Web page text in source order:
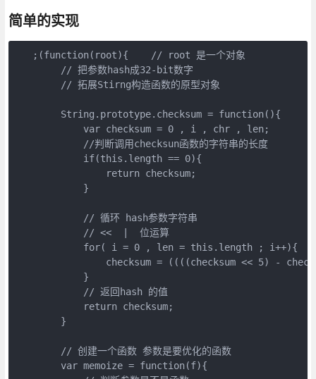
简单的实现
   ;(function(root){    // root 是一个对象
        // 把参数hash成32-bit数字
        // 拓展Stirng构造函数的原型对象
        String.prototype.checksum = function(){
            var checksum = 0 , i , chr , len;
            //判断调用checksun函数的字符串的长度
            if(this.length == 0){
                return checksum;
            }
            // 循环 hash参数字符串
            // <<  |  位运算
            for( i = 0 , len = this.length ; i++){
checksum = ((((checksum << 5) -
            }
            // 返回hash 的值
            return checksum;
        }
        // 创建一个函数 参数是要优化的函数
        var memoize = function(f){